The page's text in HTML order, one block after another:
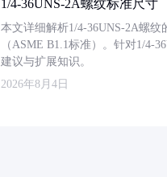
1/4-36UNS-2A螺纹标准尺寸
本文详细解析1/4-36UNS-2A螺
（ASME B1.1标准）。针对1/4-
建议与扩展知识。
2026年8月4日